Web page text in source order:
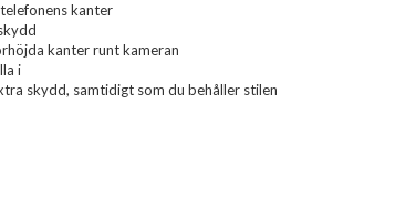
kanter
kanter runt kameran
i
skydd, samtidigt som du behåller stilen